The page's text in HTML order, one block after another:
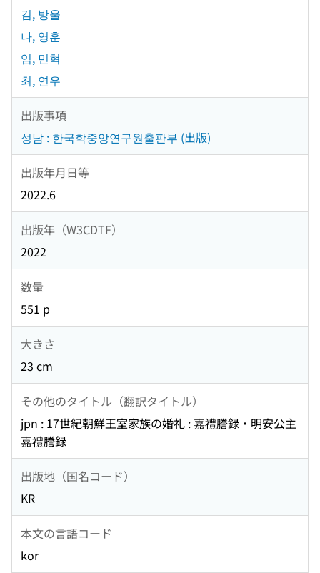
김, 방울
나, 영훈
임, 민혁
최, 연우
出版事項
성남 : 한국학중앙연구원출판부 (出版)
出版年月日等
2022.6
出版年（W3CDTF）
2022
数量
551 p
大きさ
23 cm
その他のタイトル（翻訳タイトル）
jpn : 17世紀朝鮮王室家族の婚礼 : 嘉禮謄録・明安公主
嘉禮謄録
出版地（国名コード）
KR
本文の言語コード
kor